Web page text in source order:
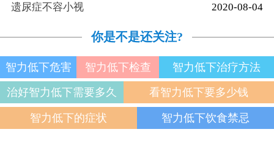
遗尿症不容小视
2020-08-04
你是不是还关注?
智力低下危害 智力低下检查 智力低下治疗方法
治好智力低下需要多久 看智力低下要多少钱
智力低下的症状 智力低下饮食禁忌